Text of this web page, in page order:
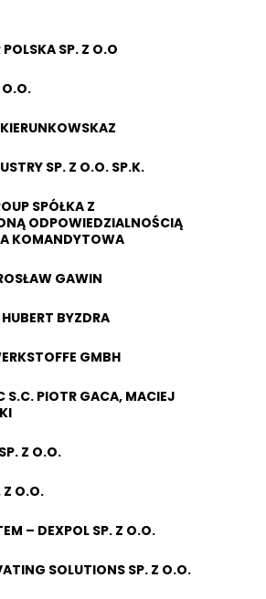
POLSKA SP. Z O.O
O.O.
SP. Z O.O. SP.K.
SPÓŁKA Z
ODPOWIEDZIALNOŚCIĄ
KOMANDYTOWA
GAWIN
BYZDRA
GMBH
S.C. PIOTR GACA, MACIEJ
Z O.O.
Z O.O.
– DEXPOL SP. Z O.O.
SOLUTIONS SP. Z O.O.